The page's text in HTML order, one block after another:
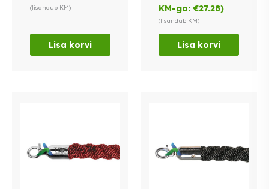
(lisandub KM)
Lisa korvi
KM-ga:€27.28)
(lisandub KM)
Lisa korvi